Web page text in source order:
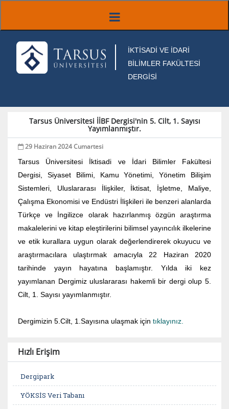
İKTİSADİ VE İDARİ
BİLİMLER FAKÜLTESİ
DERGİSİ
Tarsus Üniversitesi İİBF Dergisi'nin 5. Cilt, 1. Sayısı
Yayımlanmıştır.
29 Haziran 2024 Cumartesi
Tarsus Üniversitesi İktisadi ve İdari Bilimler Fakültesi
Dergisi, Siyaset Bilimi, Kamu Yönetimi, Yönetim Bilişim
Sistemleri, Uluslararası İlişkiler, İktisat, İşletme, Maliye,
Çalışma Ekonomisi ve Endüstri İlişkileri ile benzeri alanlarda
Türkçe ve İngilizce olarak hazırlanmış özgün araştırma
makalelerini ve kitap eleştirilerini bilimsel yayıncılık ilkelerine
ve etik kurallara uygun olarak değerlendirerek okuyucu ve
araştırmacılara ulaştırmak amacıyla 22 Haziran 2020
tarihinde yayın hayatına başlamıştır. Yılda iki kez
yayımlanan Dergimiz uluslararası hakemli bir dergi olup 5.
Cilt, 1. Sayısı yayımlanmıştır.
Dergimizin 5.Cilt, 1.Sayısına ulaşmak için tıklayınız.
Hızlı Erişim
Dergipark
YÖKSİS Veri Tabanı